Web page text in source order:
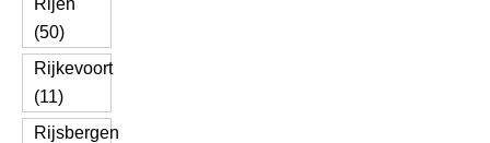
Rijen
(50)
Rijkevoort
(11)
Rijsbergen